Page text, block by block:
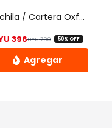
UYU 890.
747.
Mochila / Cartera Oxford Para Dama
UYU790El precio
396 El precio actual
50% OFF